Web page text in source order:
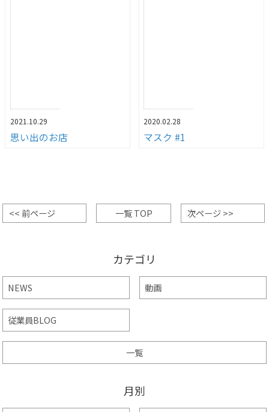
2021.10.29
思い出のお店
2020.02.28
マスク #1
<< 前ページ 一覧 TOP 次ページ >>
カテゴリ
NEWS 動画
従業員BLOG
一覧
月別